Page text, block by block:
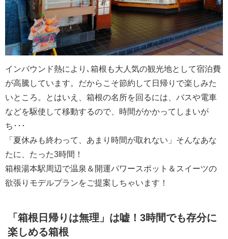
インバウンド熱により､箱根も大人気の観光地として宿泊費
が高騰しています。だからこそ節約して日帰りで楽しみた
いところ。とはいえ、箱根の名所を回るには、バスや電車
などを駆使して移動するので、時間がかかってしまいが
ち･･･
「夏休みも終わって、あまり時間が取れない」そんなあな
たに、たった3時間！
箱根湯本駅周辺で温泉＆開運パワースポット＆スイーツの
欲張りモデルプランをご提案しちゃいます！
「箱根日帰りは無理」は嘘！3時間でも存分に
楽しめる箱根